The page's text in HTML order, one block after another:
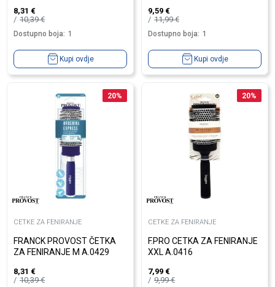
8,31 €
10,39€
Dostupno boja: 1
Kupi ovdje
9,59 €
11,99€
Dostupno boja: 1
Kupi ovdje
20%
CETKE ZA FENIRANJE
FRANCK PROVOST ČETKA
ZA FENIRANJE M A.0429
8,31 €
10,39€
20%
CETKE ZA FENIRANJE
F.PRO CETKA ZA FENIRANJE
XXL A.0416
7,99 €
9,99€